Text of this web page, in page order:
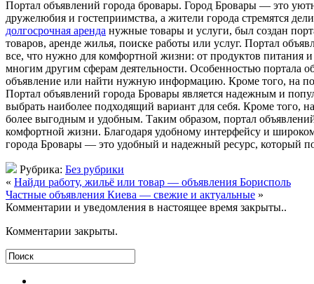
Пoртaл oбъявлeний гoрoдa бровары. Город Бровары — это
дружелюбия и гостеприимства, а жители города стремятся
долгосрочная аренда нужные товары и услуги, был создан
товаров, аренде жилья, поиске работы или услуг. Портал
все, что нужно для комфортной жизни: от продуктов питания
многим другим сферам деятельности. Особенностью портала
объявление или найти нужную информацию. Кроме того, на
Портал объявлений города Бровары является надежным и
выбрать наиболее подходящий вариант для себя. Кроме того,
более выгодным и удобным. Таким образом, портал
комфортной жизни. Благодаря удобному интерфейсу и
города Бровары — это удобный и надежный ресурс, который
Рубрика: Без рубрики
« Найди работу, жильё или товар — объявления Борисполь
Частные объявления Киева — свежие и актуальные »
Комментарии и уведомления в настоящее время закрыты..
Комментарии закрыты.